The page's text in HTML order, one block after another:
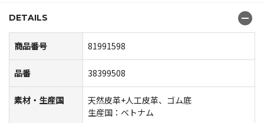
DETAILS
商品番号 81991598
品番 38399508
素材・生産国
天然皮革+人工皮革、ゴム底
生産国：ベトナム